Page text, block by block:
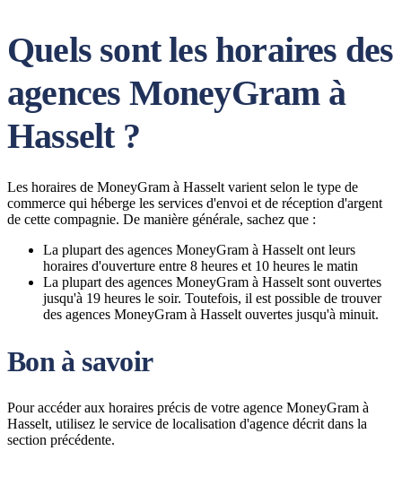
Quels sont les horaires des
agences MoneyGram à
Hasselt ?
Les horaires de MoneyGram à Hasselt varient selon le type de
commerce qui héberge les services d'envoi et de réception d'argent
de cette compagnie. De manière générale, sachez que :
La plupart des agences MoneyGram à Hasselt ont leurs
horaires d'ouverture entre 8 heures et 10 heures le matin
La plupart des agences MoneyGram à Hasselt sont ouvertes
jusqu'à 19 heures le soir. Toutefois, il est possible de trouver
des agences MoneyGram à Hasselt ouvertes jusqu'à minuit.
Bon à savoir
Pour accéder aux horaires précis de votre agence MoneyGram à
Hasselt, utilisez le service de localisation d'agence décrit dans la
section précédente.